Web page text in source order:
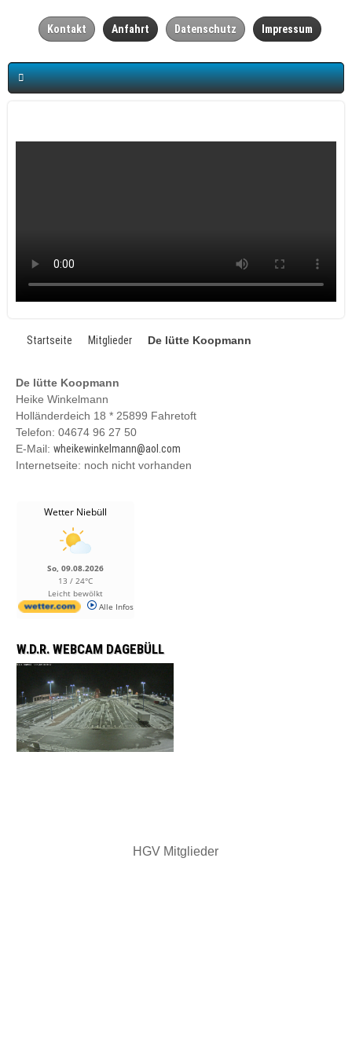
Kontakt Anfahrt Datenschutz Impressum
Startseite Mitglieder De lütte Koopmann
De lütte Koopmann
Heike Winkelmann
Holländerdeich 18 * 25899 Fahretoft
Telefon: 04674 96 27 50
E-Mail: wheikewinkelmann@aol.com
Internetseite: noch nicht vorhanden
Wetter Niebüll
So, 09.08.2026
13 / 24°C
Leicht bewölkt
Alle Infos
W.D.R. WEBCAM DAGEBÜLL
HGV Mitglieder